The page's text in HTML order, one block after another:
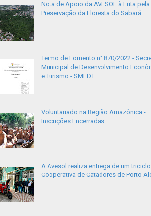
Nota de Apoio da AVESOL à Luta pela
Preservação da Floresta do Sabará
Termo de Fomento n° 870/2022 -
Municipal de Desenvolvimento
e Turismo - SMEDT.
Voluntariado na Região Amazônica -
Inscrições Encerradas
A Avesol realiza entrega de um triciclo
Cooperativa de Catadores de Porto